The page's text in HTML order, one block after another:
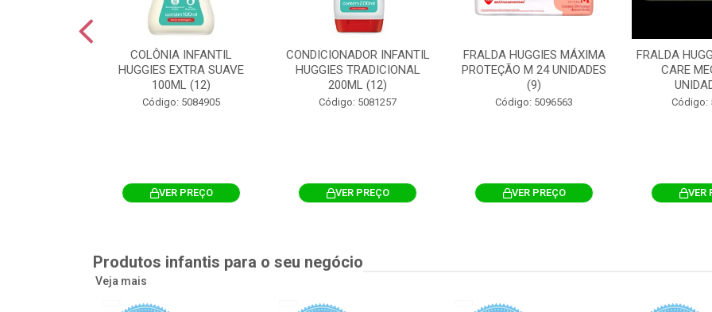
COLÔNIA INFANTIL
HUGGIES EXTRA SUAVE
100ML (12)
Código: 5084905
VER PREÇO
CONDICIONADOR INFANTIL
HUGGIES TRADICIONAL
200ML (12)
Código: 5081257
VER PREÇO
FRALDA HUGGIES MÁXIMA
PROTEÇÃO M 24 UNIDADES
(9)
Código: 5096563
VER PREÇO
FRALDA
CARE
Código:
VER
Produtos infantis para o seu negócio
Veja mais